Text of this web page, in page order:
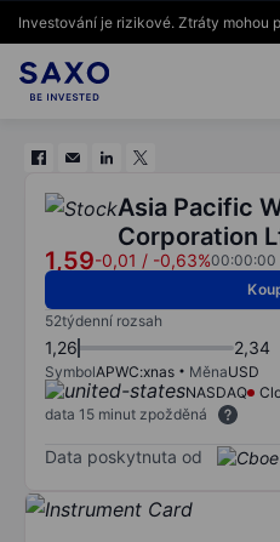
Investování je rizikové. Ztráty mohou
Asia Pacific
Corporation
1,59-0,01 / -0,63%00:00:00
52týdenní rozsah
1,26 2,34
SymbolAPWC:xnas MěnaUSD
NASDAQ
data 15 minut zpožděná
Data poskytnuta od